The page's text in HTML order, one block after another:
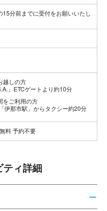
15分前までに受付をお願いいたし
越しの方
」ETCゲートより約10分
をご利用の方
伊那市駅」からタクシー約20分
料 予約不要
ティ詳細